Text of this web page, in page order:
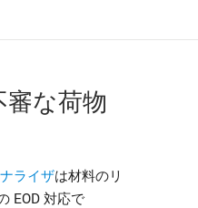
審な荷物
ライザは材料のリ
EOD 対応で